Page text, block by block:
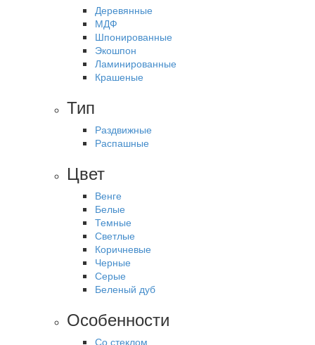
Деревянные
МДФ
Шпонированные
Экошпон
Ламинированные
Крашеные
Тип
Раздвижные
Распашные
Цвет
Венге
Белые
Темные
Светлые
Коричневые
Черные
Серые
Беленый дуб
Особенности
Со стеклом